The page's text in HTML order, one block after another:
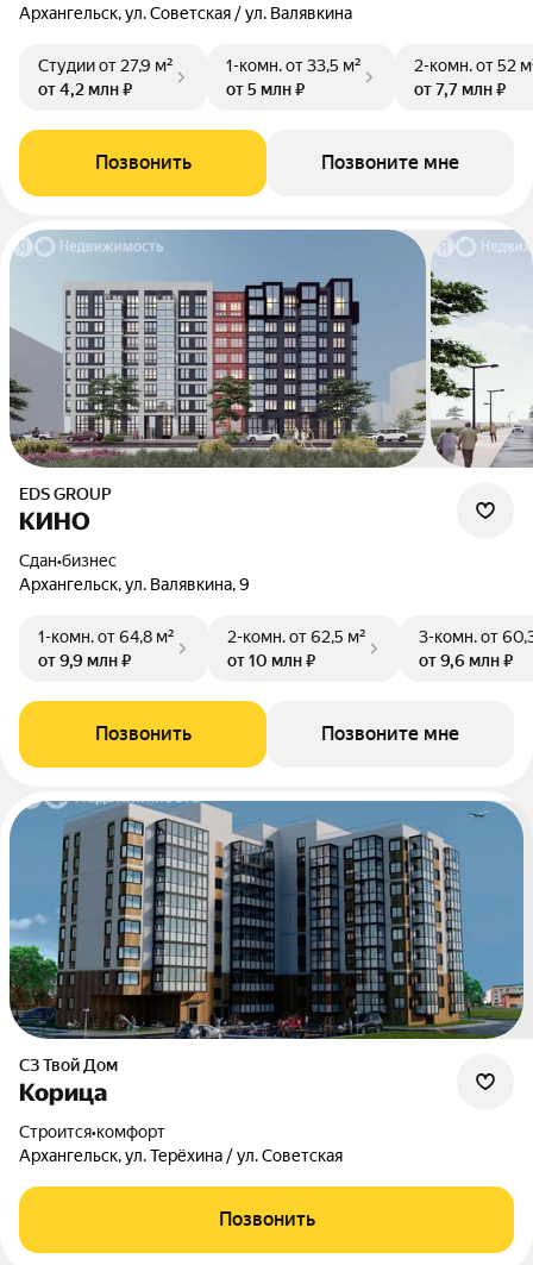
Архангельск, ул. Советская / ул. Валявкина
Студииот 27,9 м²
от 4,2 млн ₽
1-комн.от 33,5 м²
от 5 млн ₽
2-комн.от 52
от 7,7 млн ₽
Позвонить Позвоните мне
EDS GROUP
КИНО
Сдан•бизнес
Архангельск, ул. Валявкина, 9
1-комн.от 64,8 м²
от 9,9 млн ₽
2-комн.от 62,5 м²
от 10 млн ₽
3-комн.от
от 9,6 млн ₽
Позвонить Позвоните мне
СЗ Твой Дом
Корица
Строится•комфорт
Архангельск, ул. Терёхина / ул. Советская
Позвонить